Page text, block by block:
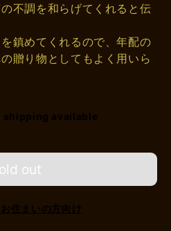
不調を和らげてくれると伝
鎮めてくれるので、年配の
贈り物としてもよく用いら
available
out
住まいの方向け